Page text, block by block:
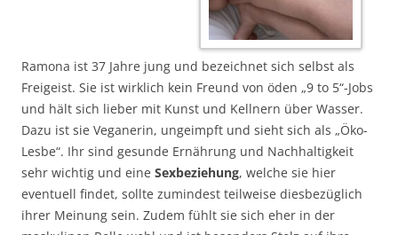
Ramona ist 37 Jahre jung und bezeichnet sich selbst als
Freigeist. Sie ist wirklich kein Freund von öden „9 to 5“-Jobs
und hält sich lieber mit Kunst und Kellnern über Wasser.
Dazu ist sie Veganerin, ungeimpft und sieht sich als „Öko-
Lesbe“. Ihr sind gesunde Ernährung und Nachhaltigkeit
sehr wichtig und eine Sexbeziehung, welche sie hier
eventuell findet, sollte zumindest teilweise diesbezüglich
ihrer Meinung sein. Zudem fühlt sie sich eher in der